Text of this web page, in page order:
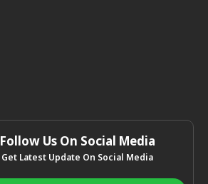
Follow Us On Social Media
Get Latest Update On Social Media